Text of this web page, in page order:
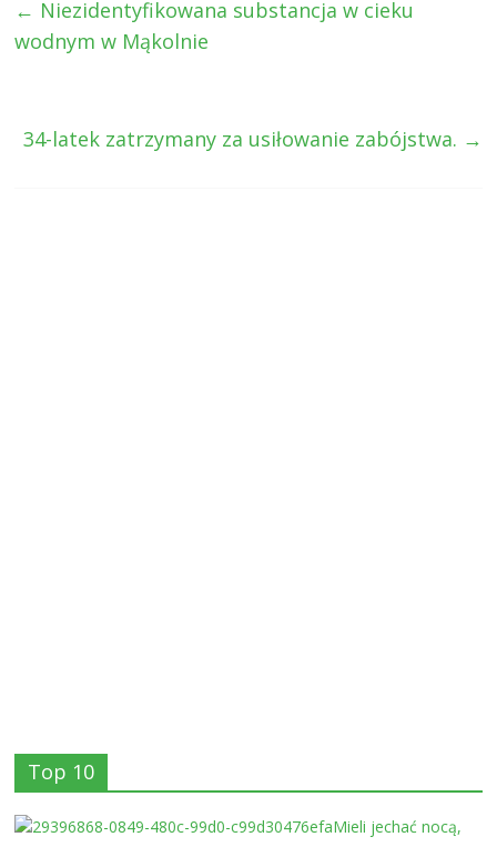
← Niezidentyfikowana substancja w cieku
wodnym w Mąkolnie
34-latek zatrzymany za usiłowanie zabójstwa. →
Top 10
Mieli jechać nocą,